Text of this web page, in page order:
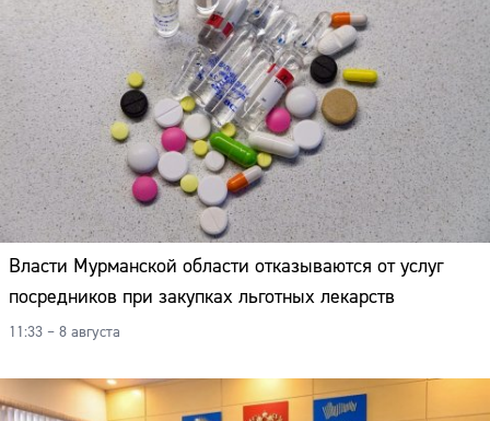
Власти Мурманской области отказываются от услуг
посредников при закупках льготных лекарств
11:33 – 8 августа